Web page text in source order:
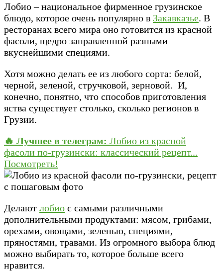
Лобио – национальное фирменное грузинское
блюдо, которое очень популярно в Закавказье. В
ресторанах всего мира оно готовится из красной
фасоли, щедро заправленной разными
вкуснейшими специями.
Хотя можно делать ее из любого сорта: белой,
черной, зеленой, стручковой, зерновой. И,
конечно, понятно, что способов приготовления
яства существует столько, сколько регионов в
Грузии.
🔥 Лучшее в телеграм: Лобио из красной
фасоли по-грузински: классический рецепт...
Посмотреть!
Делают лобио с самыми различными
дополнительными продуктами: мясом, грибами,
орехами, овощами, зеленью, специями,
пряностями, травами. Из огромного выбора блюд
можно выбирать то, которое больше всего
нравится.